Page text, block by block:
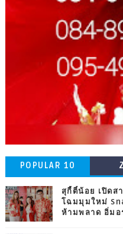
POPULAR 10
สุกี้ตี๋น้อย เปิดส
โฉมมุมใหม่
ห้ามพลาด อิ่มอ